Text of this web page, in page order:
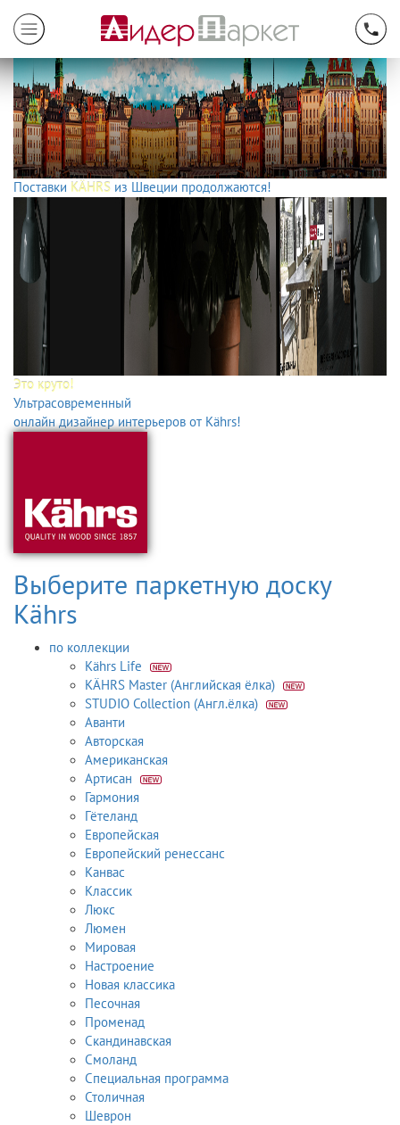
Поставки KÄHRS из Швеции продолжаются!
Это круто!
Ультрасовременный
онлайн дизайнер интерьеров от Kährs!
Выберите паркетную доску
Kährs
по коллекции
Kährs Life
KÄHRS Master (Английская ёлка)
STUDIO Collection (Англ.ёлка)
Аванти
Авторская
Американская
Артисан
Гармония
Гётеланд
Европейская
Европейский ренессанс
Канвас
Классик
Люкс
Люмен
Мировая
Настроение
Новая классика
Песочная
Променад
Скандинавская
Смоланд
Специальная программа
Столичная
Шеврон